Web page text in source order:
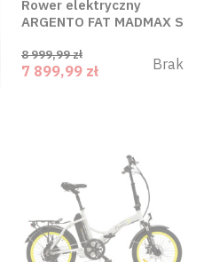
Rower elektryczny
ARGENTO FAT MADMAX S
8 999,99 zł
7 899,99 zł Brak